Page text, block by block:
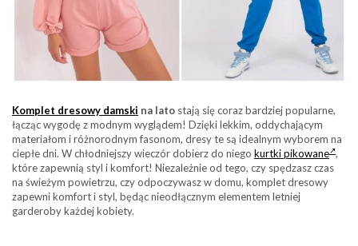
Komplet dresowy damski na lato stają się coraz bardziej popularne,
łącząc wygodę z modnym wyglądem! Dzięki lekkim, oddychającym
materiałom i różnorodnym fasonom, dresy te są idealnym wyborem na
ciepłe dni. W chłodniejszy wieczór dobierz do niego kurtki pikowane ,
które zapewnią styl i komfort! Niezależnie od tego, czy spędzasz czas
na świeżym powietrzu, czy odpoczywasz w domu, komplet dresowy
zapewni komfort i styl, będąc nieodłącznym elementem letniej
garderoby każdej kobiety.